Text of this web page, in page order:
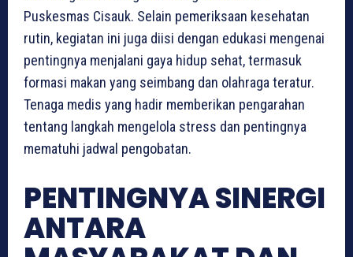
Puskesmas Cisauk. Selain pemeriksaan kesehatan
rutin, kegiatan ini juga diisi dengan edukasi mengenai
pentingnya menjalani gaya hidup sehat, termasuk
formasi makan yang seimbang dan olahraga teratur.
Tenaga medis yang hadir memberikan pengarahan
tentang langkah mengelola stress dan pentingnya
mematuhi jadwal pengobatan.
PENTINGNYA SINERGI
ANTARA